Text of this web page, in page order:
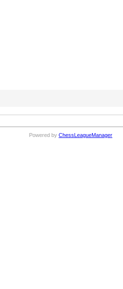
Powered by ChessLeagueManager